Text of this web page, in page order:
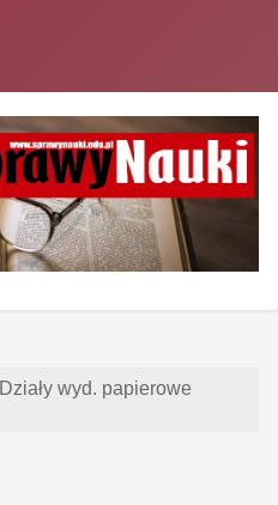
Działy wyd. papierowe